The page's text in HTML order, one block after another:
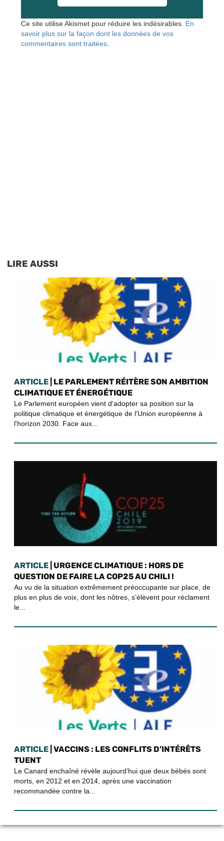
Ce site utilise Akismet pour réduire les indésirables. En
savoir plus sur la façon dont les données de vos
commentaires sont traitées
LIRE AUSSI
ARTICLE | LE PARLEMENT RÉITÈRE SON AMBITION
CLIMATIQUE ET ÉNERGÉTIQUE
Le Parlement européen vient d'adopter sa position sur la
politique climatique et énergétique de l'Union européenne à
l'horizon 2030. Face aux...
ARTICLE | URGENCE CLIMATIQUE : HORS DE
QUESTION DE FAIRE LA COP25 AU CHILI !
Au vu de la situation extrêmement préoccupante sur place, de
plus en plus de voix, dont les nôtres, s’élèvent pour réclament
le...
ARTICLE | VACCINS : LES CONFLITS D’INTÉRÊTS
TUENT
Le Canard enchaîné révèle aujourd’hui que deux bébés sont
morts, en 2012 et en 2014, après une vaccination
recommandée contre la...